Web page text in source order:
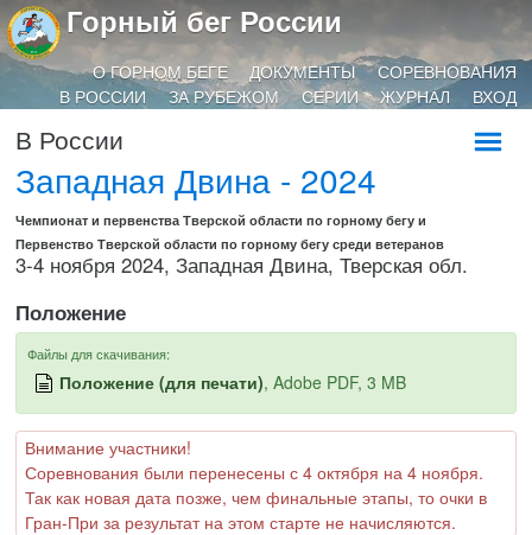
Горный бег России
О ГОРНОМ БЕГЕ ДОКУМЕНТЫ
СОРЕВНОВАНИЯ
В РОССИИ
ЗА РУБЕЖОМ СЕРИИ ЖУРНАЛ ВХОД
В России
Западная Двина - 2024
Чемпионат и первенства Тверской области по горному бегу и
Первенство Тверской области по горному бегу среди ветеранов
3-4 ноября 2024, Западная Двина, Тверская обл.
Положение
Файлы для скачивания:
Положение (для печати), Adobe PDF, 3 MB
Внимание участники!
Соревнования были перенесены с 4 октября на 4 ноября.
Так как новая дата позже, чем финальные этапы, то очки в
Гран-При за результат на этом старте не начисляются.